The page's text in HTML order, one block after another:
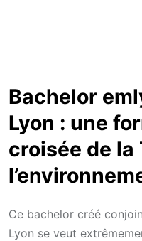
Bachelor
Lyon : une
croisée de la
Ce bachelor créé
Lyon se veut